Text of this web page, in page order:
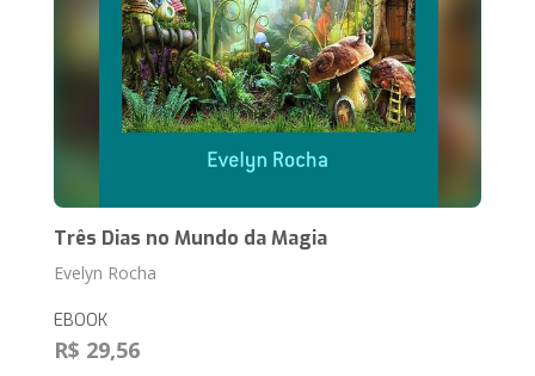
Três Dias no Mundo da Magia
Evelyn Rocha
EBOOK
R$ 29,56